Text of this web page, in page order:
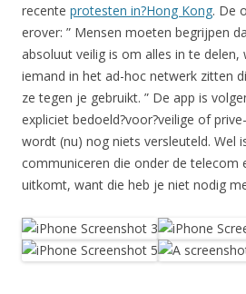
recente protesten in?Hong Kong. De
erover: ” Mensen moeten begrijpen
absoluut veilig is om alles in te
iemand in het ad-hoc netwerk zitten
ze tegen je gebruikt. ” De app is
expliciet bedoeld?voor?veilige of
wordt (nu) nog niets versleuteld. Wel
communiceren die onder de telecom
uitkomt, want die heb je niet nodig